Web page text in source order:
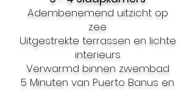
Adembenemend uitzicht op
zee
Uitgestrekte terrassen en lichte
interieurs
Verwarmd binnen zwembad
5 Minuten van Puerto Banus en